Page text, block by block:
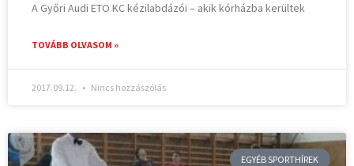
A Győri Audi ETO KC kézilabdázói – akik kórházba kerültek
TOVÁBB OLVASOM »
2017.09.12. Nincs hozzászólás
EGYÉB SPORTHÍREK